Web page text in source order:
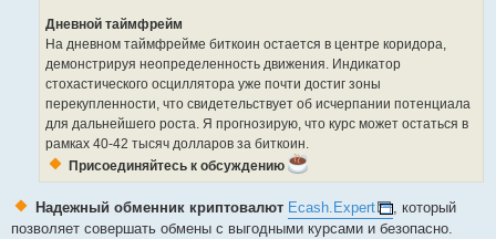
Дневной таймфрейм
На дневном таймфрейме биткоин остается в центре коридора,
демонстрируя неопределенность движения. Индикатор
стохастического осциллятора уже почти достиг зоны
перекупленности, что свидетельствует об исчерпании потенциала
для дальнейшего роста. Я прогнозирую, что курс может остаться в
рамках 40-42 тысяч долларов за биткоин.
Присоединяйтесь к обсуждению
Надежный обменник криптовалют Ecash.Expert
, который
позволяет совершать обмены с выгодными курсами и безопасно.